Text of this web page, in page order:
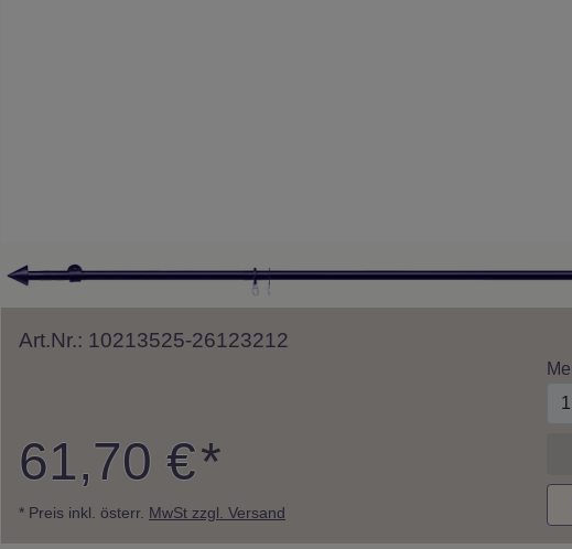
Art.Nr.: 10213525-26123212
61,70 €*
* Preis inkl. österr. MwSt zzgl. Versand